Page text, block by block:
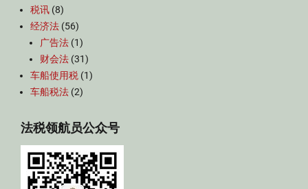
税讯 (8)
经济法 (56)
广告法 (1)
财会法 (31)
车船使用税 (1)
车船税法 (2)
法税领航员公众号